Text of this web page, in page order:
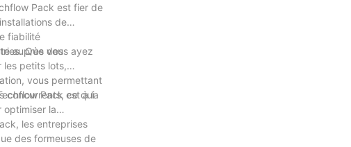
Pack est fier de
de
fiabilité
auprès des
Que vous ayez
les petits lots,
vous permettant
concurrents, ce qui
Pack est à la
optimiser la
les entreprises
des formeuses de